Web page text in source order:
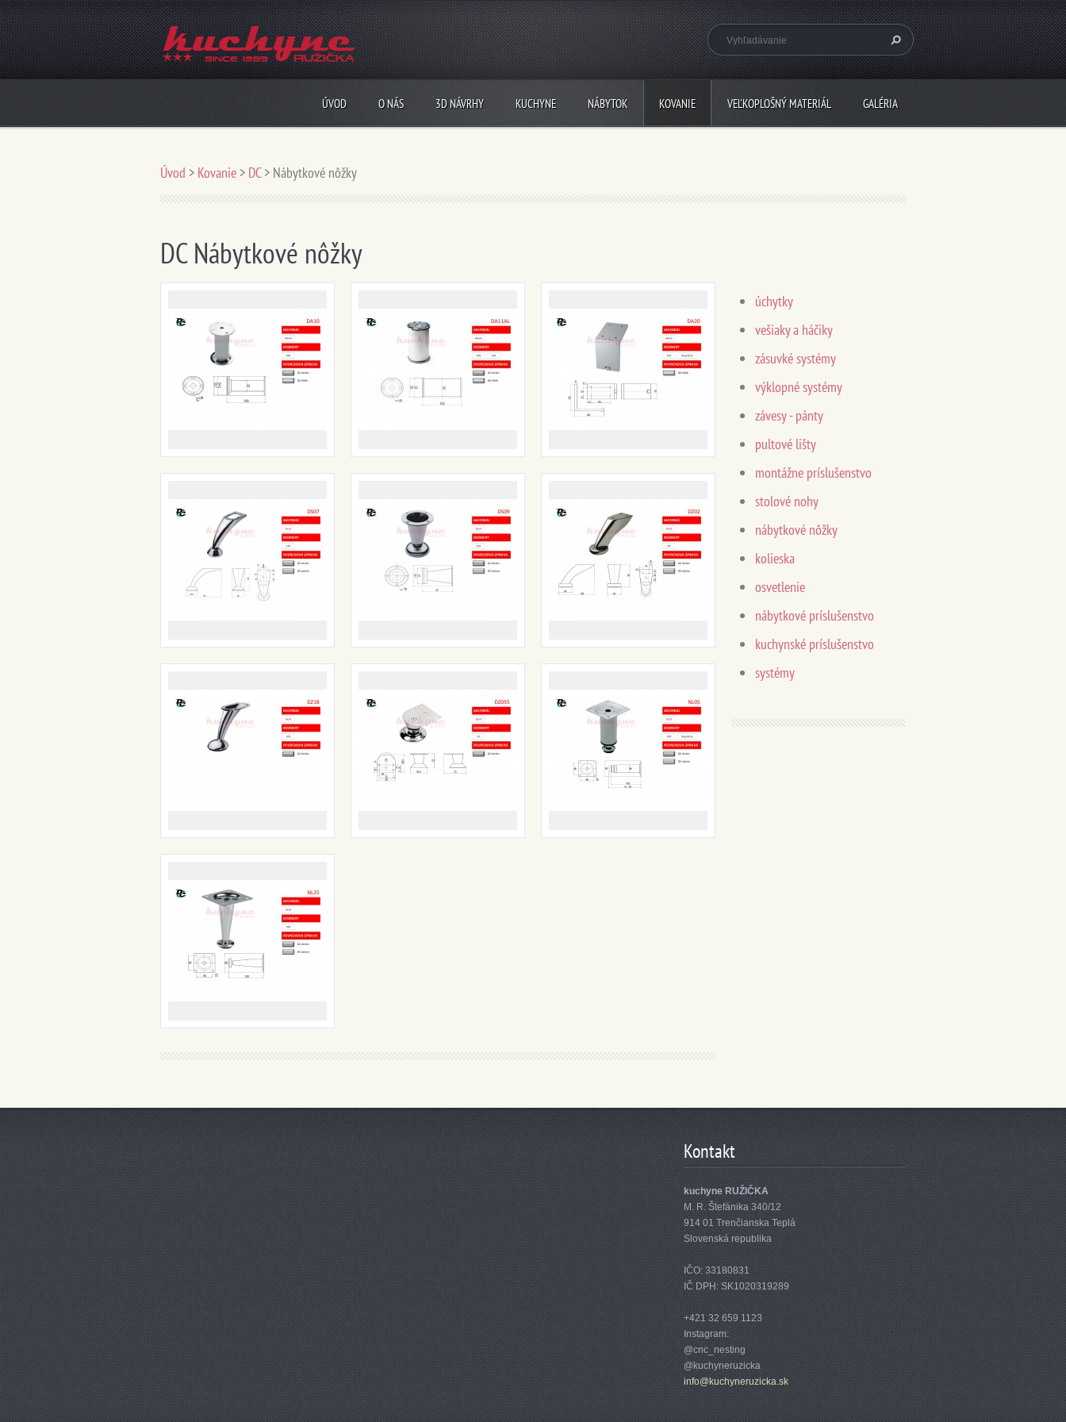
ÚVOD O NÁS 3D NÁVRHY KUCHYNE NÁBYTOK KOVANIE VEĽKOPLOŠNÝ MATERIÁL GALÉRIA
Úvod > Kovanie > DC > Nábytkové nôžky
DC Nábytkové nôžky
úchytky
vešiaky a háčiky
zásuvké systémy
výklopné systémy
závesy - pánty
pultové lišty
montážne príslušenstvo
stolové nohy
nábytkové nôžky
kolieska
osvetlenie
nábytkové príslušenstvo
kuchynské príslušenstvo
systémy
Kontakt
kuchyne RUŽIČKA
M. R. Štefánika 340/12
914 01 Trenčianska Teplá
Slovenská republika
IČO: 33180831
IČ DPH: SK1020319289
+421 32 659 1123
Instagram:
@cnc_nesting
@kuchyneruzicka
info@kuchyneruzicka.sk